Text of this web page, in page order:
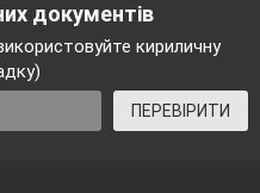
, визначаються
документів
кириличну
ПЕРЕВІРИТИ